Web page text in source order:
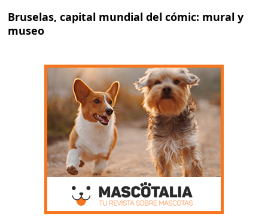
Bruselas, capital mundial del cómic: mural y
museo